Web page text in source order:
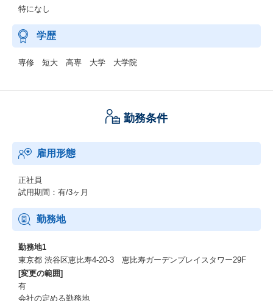
特になし
学歴
専修 短大 高専 大学 大学院
勤務条件
雇用形態
正社員
試用期間：有/3ヶ月
勤務地
勤務地1
東京都 渋谷区恵比寿4-20-3 恵比寿ガーデンプレイスタワー29F
[変更の範囲]
有
会社の定める勤務地